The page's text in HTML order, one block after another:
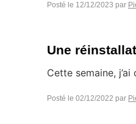
Posté le 12/12/2023 par
Une
Cette semaine,
Posté le 02/12/2022 par